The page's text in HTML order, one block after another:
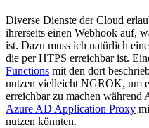
Diverse Dienste der Cloud
ihrerseits einen Webhook auf,
ist. Dazu muss ich natürlich
die per HTPS erreichbar ist.
Functions mit den dort
nutzen vielleicht NGROK, um
erreichbar zu machen während
Azure AD Application Proxy
nutzen könnten.